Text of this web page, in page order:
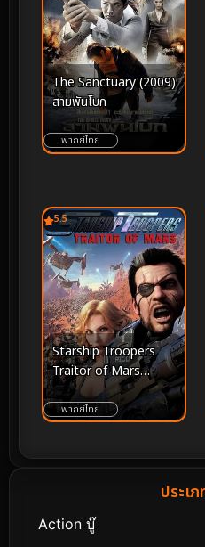
The Sanctuary (2009)
สามพันโบก
พากย์ไทย
5.5
Starship Troopers
Traitor of Mars
(2017) สงครามหมื่นขา
ล่าล้างจักรวาล
พากย์ไทย
ประเ
Action บู๊